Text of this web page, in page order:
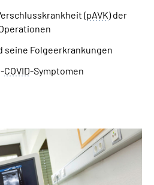
(pAVK) der
seine Folgeerkrankungen
COVID-Symptomen